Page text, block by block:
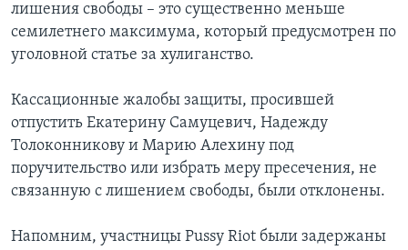
лишения свободы – это существенно меньше
семилетнего максимума, который предусмотрен по
уголовной статье за хулиганство.
Кассационные жалобы защиты, просившей
отпустить Екатерину Самуцевич, Надежду
Толоконникову и Марию Алехину под
поручительство или избрать меру пресечения, не
связанную с лишением свободы, были отклонены.
Напомним, участницы Pussy Riot были задержаны